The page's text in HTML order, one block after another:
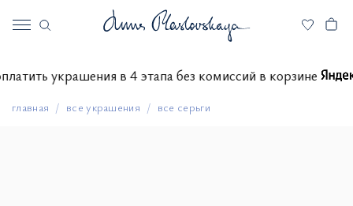
оплатить украшения в 4 этапа без комиссий в корзине
главная все украшения все серьги